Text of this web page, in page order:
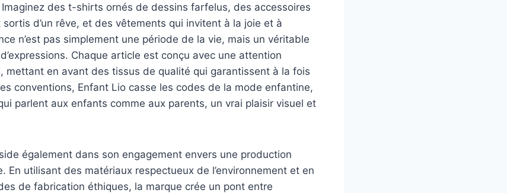
des t-shirts ornés de dessins farfelus, des accessoires
d’un rêve, et des vêtements qui invitent à la joie et à
n’est pas simplement une période de la vie, mais un véritable
Chaque article est conçu avec une attention
mettant en avant des tissus de qualité qui garantissent à la fois
conventions, Enfant Lio casse les codes de la mode enfantine,
parlent aux enfants comme aux parents, un vrai plaisir visuel et
également dans son engagement envers une production
En utilisant des matériaux respectueux de l’environnement et en
de fabrication éthiques, la marque crée un pont entre